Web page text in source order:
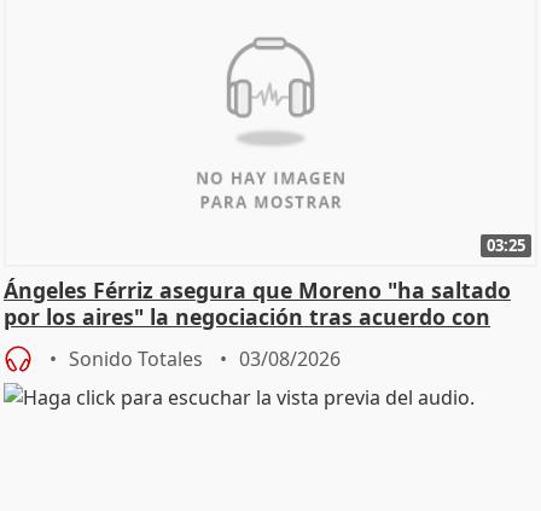
03:25
Ángeles Férriz asegura que Moreno "ha saltado
por los aires" la negociación tras acuerdo con
SMA
Sonido Totales 03/08/2026